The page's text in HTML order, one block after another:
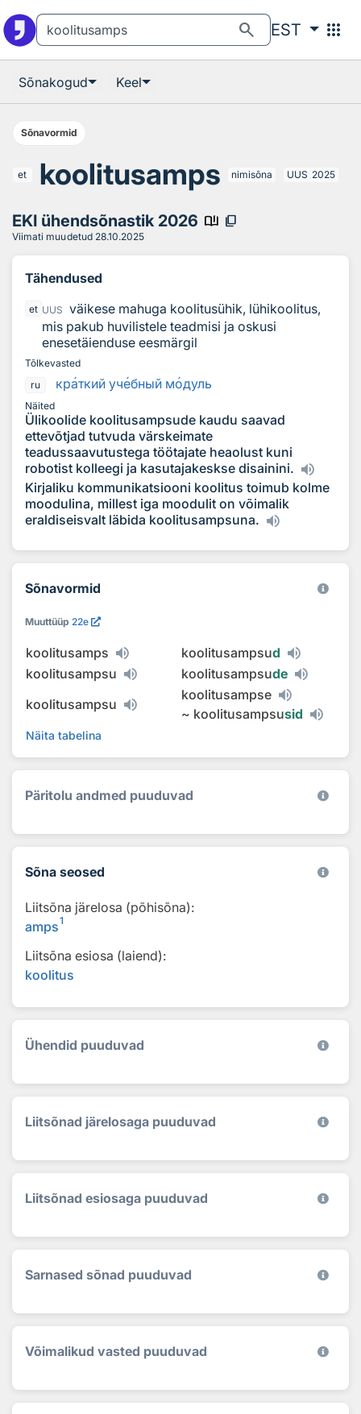
search EST apps
Sõnakogud Keel
Sõnavormid
et koolitusamps nimisõna UUS 2025
EKI ühendsõnastik 2026 book_ribbon content_copy
Viimati muudetud 28.10.2025
Tähendused
et UUS
väikese mahuga koolitusühik, lühikoolitus,
mis pakub huvilistele teadmisi ja oskusi
enesetäienduse eesmärgil
Tõlkevasted
ru
краткий учебный модуль
Näited
Ülikoolide koolitusampsude kaudu saavad
ettevõtjad tutvuda värskeimate
teadussaavutustega töötajate heaolust kuni
robotist kolleegi ja kasutajakeskse disainini.
Kirjaliku kommunikatsiooni koolitus toimub kolme
moodulina, millest iga moodulit on võimalik
eraldiseisvalt läbida koolitusampsuna.
Sõnavormid
Muuttüüp 22e
koolitusamps koolitusampsud
koolitusampsu
koolitusampsude
koolitusampsu
koolitusampse
~ koolitusampsusid
Näita tabelina
Päritolu andmed puuduvad
Sõna seosed
Liitsõna järelosa (põhisõna):
amps1
Liitsõna esiosa (laiend):
koolitus
Ühendid puuduvad
Liitsõnad järelosaga puuduvad
Liitsõnad esiosaga puuduvad
Sarnased sõnad puuduvad
Võimalikud vasted puuduvad